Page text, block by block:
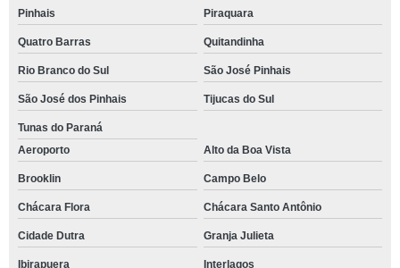
Pinhais Piraquara
Quatro Barras Quitandinha
Rio Branco do Sul São José Pinhais
São José dos Pinhais Tijucas do Sul
Tunas do Paraná
Aeroporto
Alto da Boa Vista
Brooklin Campo Belo
Chácara Flora Chácara Santo Antônio
Cidade Dutra Granja Julieta
Ibirapuera Interlagos